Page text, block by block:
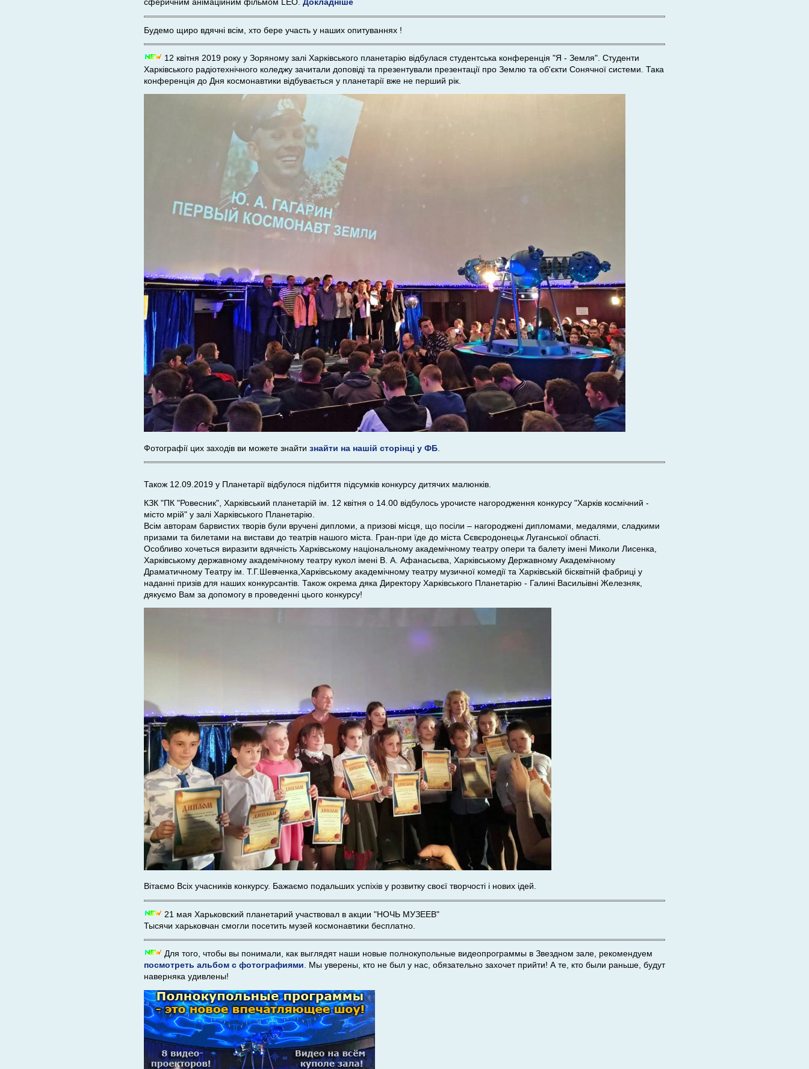
сферичним анімаційним фільмом LEO. Докладніше
Будемо щиро вдячні всім, хто бере участь у наших опитуваннях !
12 квітня 2019 року у Зоряному залі Харківського планетарію відбулася студентська конференція "Я - Земля". Студенти
Харківського радіотехнічного коледжу зачитали доповіді та презентували презентації про Землю та об'єкти Сонячної системи. Така
конференція до Дня космонавтики відбувається у планетарії вже не перший рік.
Фотографії цих заходів ви можете знайти знайти на нашій сторінці у ФБ
Також 12.09.2019 у Планетарії відбулося підбиття підсумків конкурсу дитячих малюнків.
КЗК "ПК "Ровесник", Харківський планетарій ім. 12 квітня о 14.00 відбулось урочисте нагородження конкурсу "Харків космічний -
місто мрій" у залі Харківського Планетарію.
Всім авторам барвистих творів були вручені дипломи, а призові місця, що посіли – нагороджені дипломами, медалями, сладкими
призами та билетами на вистави до театрів нашого міста. Гран-при їде до міста Сєвєродонецьк Луганської області.
Особливо хочеться виразити вдячність Харківському національному академічному театру опери та балету імені Миколи Лисенка,
Харківському державному академічному театру кукол імені В. А. Афанасьєва, Харківському Державному Академічному
Драматичному Театру ім. Т.Г.Шевченка,Харківському академічному театру музичної комедії та Харківській бісквітній фабриці у
наданні призів для наших конкурсантів. Також окрема дяка Директору Харківського Планетарію - Галині Васильівні Железняк,
дякуємо Вам за допомогу в проведенні цього конкурсу!
Вітаємо Всіх учасників конкурсу. Бажаємо подальших успіхів у розвитку своєї творчості і нових ідей.
21 мая Харьковский планетарий участвовал в акции "НОЧЬ МУЗЕЕВ"
Тысячи харьковчан смогли посетить музей космонавтики бесплатно.
Для того, чтобы вы понимали, как выглядят наши новые полнокупольные видеопрограммы в Звездном зале, рекомендуем
посмотреть альбом с фотографиями. Мы уверены, кто не был у нас, обязательно захочет прийти! А те, кто были раньше, будут
наверняка удивлены!